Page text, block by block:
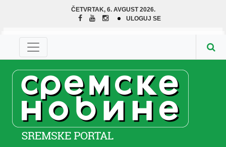
ČETVRTAK, 6. AVGUST 2026.
ULOGUJ SE